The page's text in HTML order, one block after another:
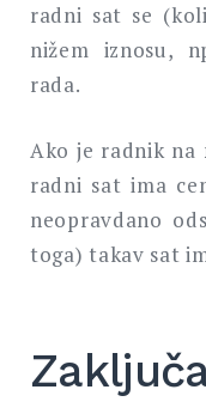
radni sat se
nižem iznosu,
rada.
Ako je radnik na
radni sat ima
neopravdano
toga) takav sat